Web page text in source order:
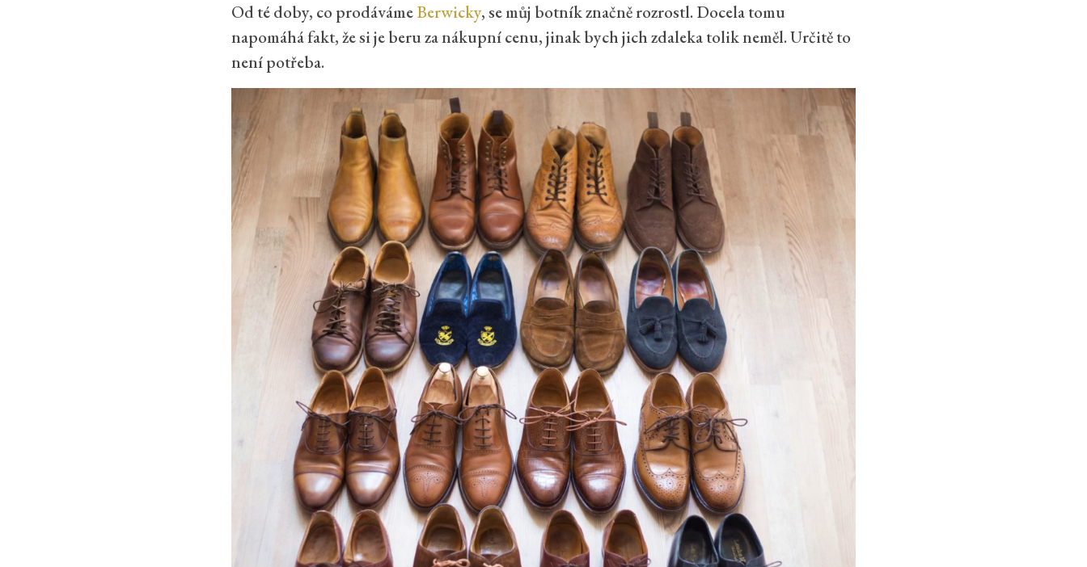
Od té doby, co prodávámeBerwicky, se můj botník značně rozrostl. Docela tomu
napomáhá fakt, že si je beru za nákupní cenu, jinak bych jich zdaleka tolik neměl. Určitě to
není potřeba.